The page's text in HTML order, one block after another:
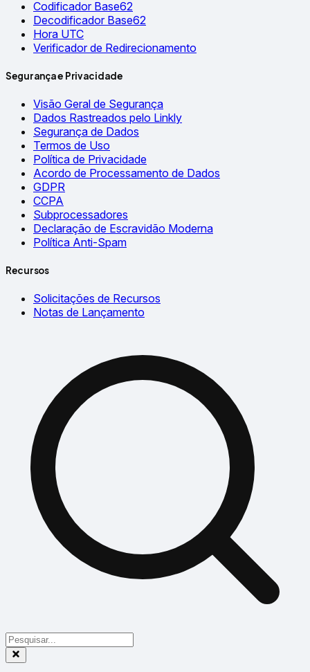
Codificador Base62
Decodificador Base62
Hora UTC
Verificador de Redirecionamento
Segurança e Privacidade
Visão Geral de Segurança
Dados Rastreados pelo Linkly
Segurança de Dados
Termos de Uso
Política de Privacidade
Acordo de Processamento de Dados
GDPR
CCPA
Subprocessadores
Declaração de Escravidão Moderna
Política Anti-Spam
Recursos
Solicitações de Recursos
Notas de Lançamento